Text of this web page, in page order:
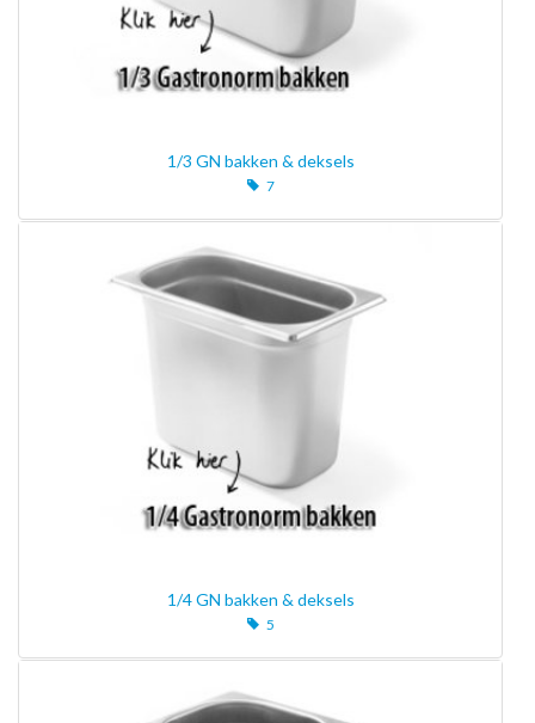
1/3 GN bakken & deksels
7
1/4 GN bakken & deksels
5